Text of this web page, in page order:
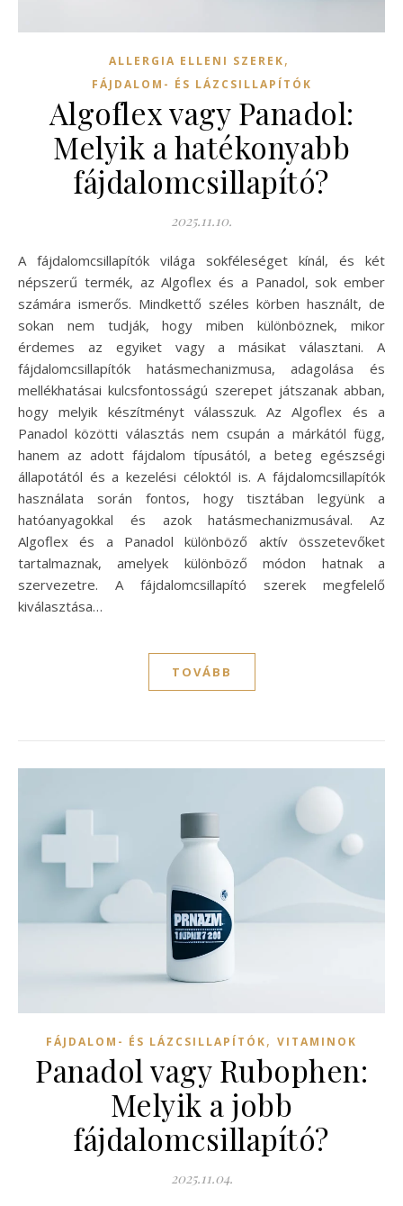
ALLERGIA ELLENI SZEREK,
FÁJDALOM- ÉS LÁZCSILLAPÍTÓK
Algoflex vagy Panadol:
Melyik a hatékonyabb
fájdalomcsillapító?
2025.11.10.
A fájdalomcsillapítók világa sokféleséget kínál, és két
népszerű termék, az Algoflex és a Panadol, sok ember
számára ismerős. Mindkettő széles körben használt, de
sokan nem tudják, hogy miben különböznek, mikor
érdemes az egyiket vagy a másikat választani. A
fájdalomcsillapítók hatásmechanizmusa, adagolása és
mellékhatásai kulcsfontosságú szerepet játszanak abban,
hogy melyik készítményt válasszuk. Az Algoflex és a
Panadol közötti választás nem csupán a márkától függ,
hanem az adott fájdalom típusától, a beteg egészségi
állapotától és a kezelési céloktól is. A fájdalomcsillapítók
használata során fontos, hogy tisztában legyünk a
hatóanyagokkal és azok hatásmechanizmusával. Az
Algoflex és a Panadol különböző aktív összetevőket
tartalmaznak, amelyek különböző módon hatnak a
szervezetre. A fájdalomcsillapító szerek megfelelő
kiválasztása…
TOVÁBB
FÁJDALOM- ÉS LÁZCSILLAPÍTÓK, VITAMINOK
Panadol vagy Rubophen:
Melyik a jobb
fájdalomcsillapító?
2025.11.04.